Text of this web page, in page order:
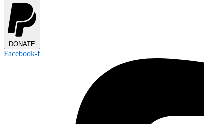
DONATE
Facebook-f